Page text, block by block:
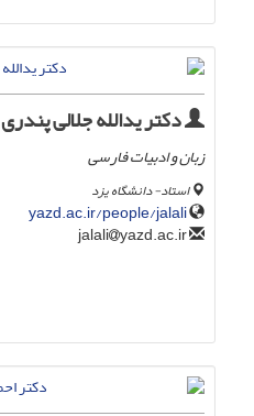
دکتر یدالله جلالی پندری
زبان و ادبیات فارسی
استاد- دانشگاه یزد
yazd.ac.ir/people/jalali
yazd.ac.ir